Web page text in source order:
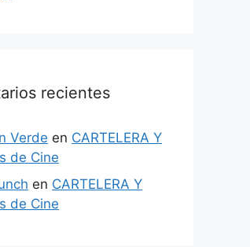
recientes
Verde en CARTELERA Y
de Cine
en CARTELERA Y
de Cine